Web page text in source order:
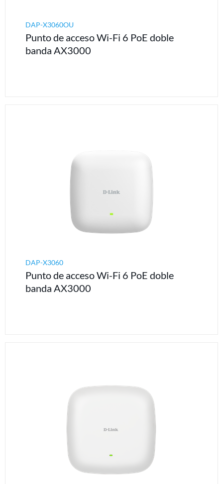
DAP-X3060OU
Punto de acceso Wi-Fi 6 PoE doble
banda AX3000
DAP-X3060
Punto de acceso Wi-Fi 6 PoE doble
banda AX3000